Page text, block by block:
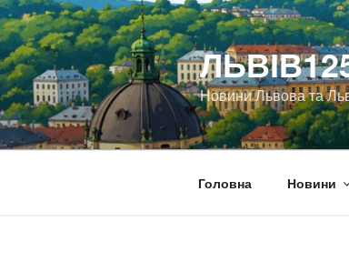
Перейти
до
вмісту
Новини Львова та
Головна Новини